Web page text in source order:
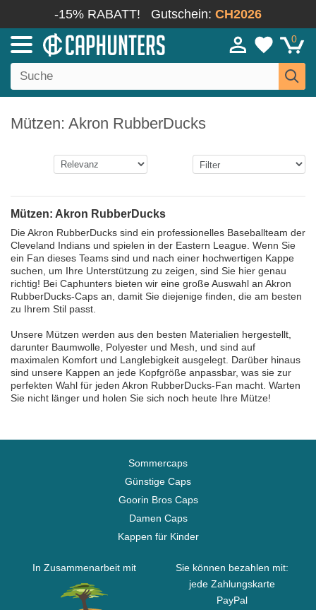
-15% RABATT! Gutschein: CH2026
0
Mützen: Akron RubberDucks
Mützen: Akron RubberDucks
Die Akron RubberDucks sind ein professionelles Baseballteam der
Cleveland Indians und spielen in der Eastern League. Wenn Sie
ein Fan dieses Teams sind und nach einer hochwertigen Kappe
suchen, um Ihre Unterstützung zu zeigen, sind Sie hier genau
richtig! Bei Caphunters bieten wir eine große Auswahl an Akron
RubberDucks-Caps an, damit Sie diejenige finden, die am besten
zu Ihrem Stil passt.
Unsere Mützen werden aus den besten Materialien hergestellt,
darunter Baumwolle, Polyester und Mesh, und sind auf
maximalen Komfort und Langlebigkeit ausgelegt. Darüber hinaus
sind unsere Kappen an jede Kopfgröße anpassbar, was sie zur
perfekten Wahl für jeden Akron RubberDucks-Fan macht. Warten
Sie nicht länger und holen Sie sich noch heute Ihre Mütze!
Sommercaps
Günstige Caps
Goorin Bros Caps
Damen Caps
Kappen für Kinder
In Zusammenarbeit mit
Sie können bezahlen mit:
jede Zahlungskarte
PayPal